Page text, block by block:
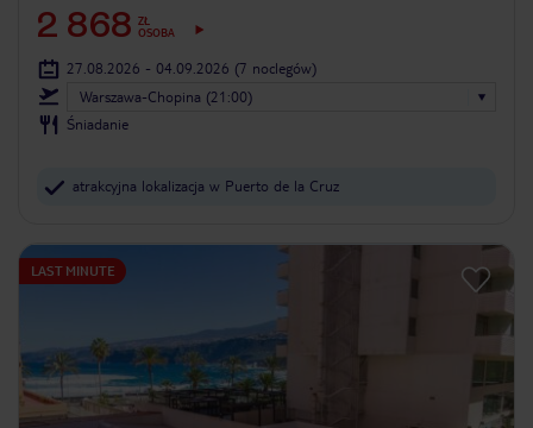
2 868 ZŁ
OSOBA
27.08.2026 - 04.09.2026 (7 noclegów)
Warszawa-Chopina (21:00)
Śniadanie
atrakcyjna lokalizacja w Puerto de la Cruz
LAST MINUTE